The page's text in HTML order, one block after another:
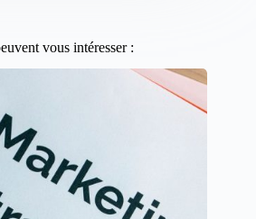
vous intéresser :